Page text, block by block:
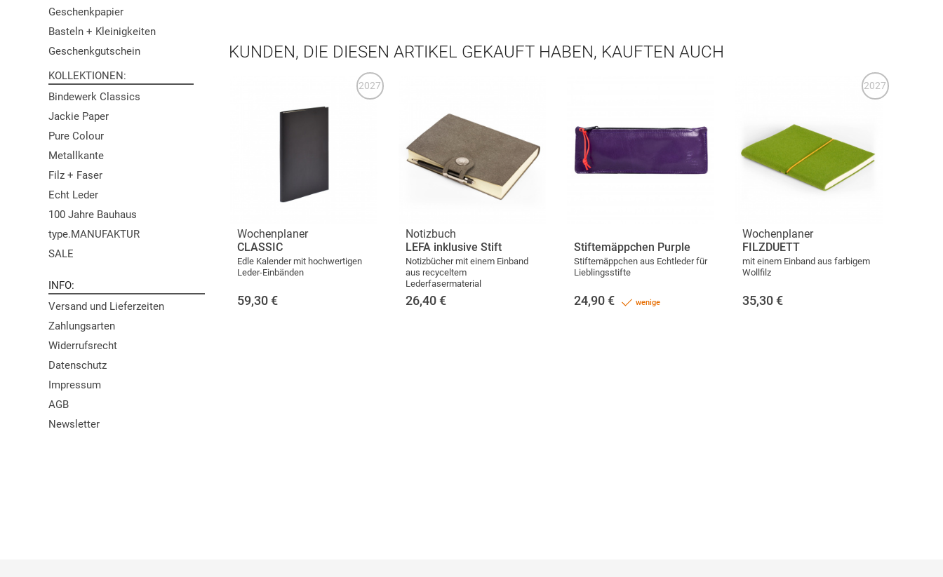
KUNDEN, DIE DIESEN ARTIKEL GEKAUFT HABEN, KAUFTEN AUCH
Wochenplaner
CLASSIC
Edle Kalender mit hochwertigen
Leder-Einbänden
59,30 €
2027
Notizbuch
LEFA inklusive Stift
Notizbücher mit einem Einband
aus recyceltem
Lederfasermaterial
26,40 €
Stiftemäppchen Purple
Stiftemäppchen aus Echtleder für
Lieblingsstifte
24,90 € wenige
Wochenplaner
FILZDUETT
mit einem Einband aus farbigem
Wollfilz
35,30 €
2027
Geschenkpapier
Basteln + Kleinigkeiten
Geschenkgutschein
KOLLEKTIONEN
Bindewerk Classics
Jackie Paper
Pure Colour
Metallkante
Filz + Faser
Echt Leder
100 Jahre Bauhaus
type.MANUFAKTUR
SALE
INFO
Versand und Lieferzeiten
Zahlungsarten
Widerrufsrecht
Datenschutz
Impressum
AGB
Newsletter